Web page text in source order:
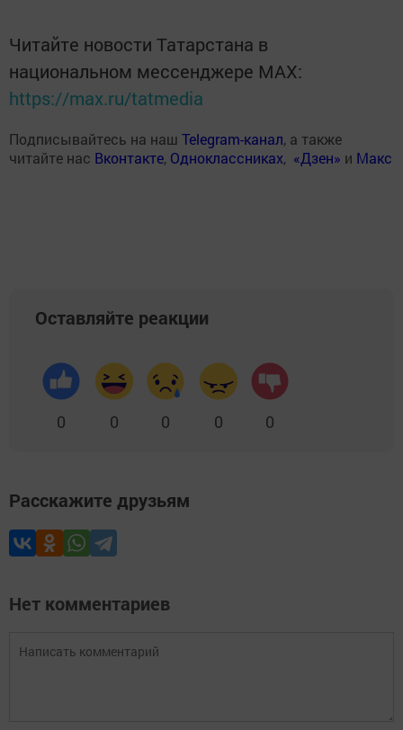
Читайте новости Татарстана в
национальном мессенджере MАХ:
https://max.ru/tatmedia
Подписывайтесь на наш Telegram-канал, а также
читайте нас Вконтакте, Одноклассниках, «Дзен» и Макс
Оставляйте реакции
0 0 0 0 0
Расскажите друзьям
Нет комментариев